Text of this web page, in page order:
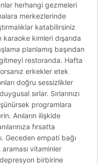
herhangi gezmeleri
merkezlerinde
katabilirsiniz
kimleri dışarıda
planlamış başından
restoranda. Hafta
erkekler etek
doğru sessizlikler
sırlar. Sırlarınızı
programlara
Anıların ilişkide
fırsatta
Geceden empati bağı
araması vitaminler
birbirine